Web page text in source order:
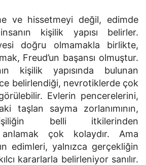
ve hissetmeyi değil, edimde
kişilik yapısı belirler.
doğru olmamakla birlikte,
Freud’un başansı olmuştur.
kişilik yapısında bulunan
belirlendiği, nevrotiklerde çok
Evlerin pencerelerini,
taşlan sayma zorlanımının,
belli itkilerinden
anlamak çok kolaydır. Ama
edimleri, yalnızca gerçekliğin
kararlarla belirleniyor sanılır.